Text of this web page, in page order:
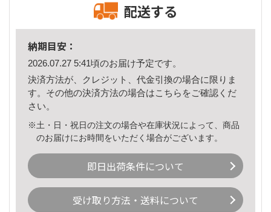
配送する
納期目安：
2026.07.27 5:41頃のお届け予定です。
決済方法が、クレジット、代金引換の場合に限りま
す。その他の決済方法の場合はこちら をご確認くだ
さい。
※土・日・祝日の注文の場合や在庫状況によって、商品
のお届けにお時間をいただく場合がございます。
即日出荷条件について
受け取り方法・送料について